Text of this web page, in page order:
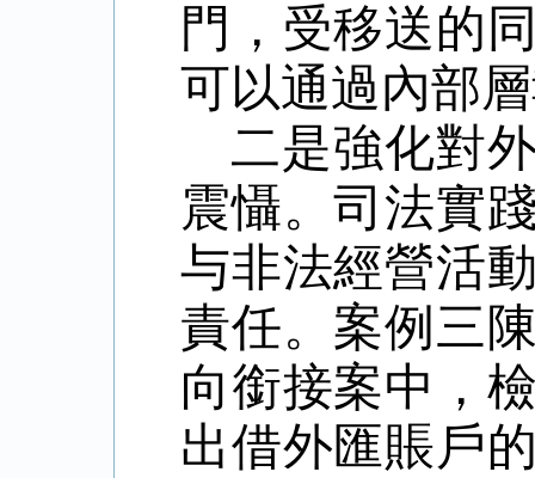
門，受移送的
可以通過內部
二是強化對
震懾。司法實
与非法經營活
責任。案例三
向銜接案中，
出借外匯賬戶